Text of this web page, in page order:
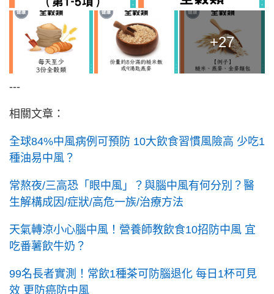
+27
---
相關文章：
全球84%中風病例可預防 10大飲食習慣風險高 少吃1
種油易中風？
常熬夜/三高恐「眼中風」？與腦中風有何分別？醫
生解構成因/症狀/高危一族/治療方法
天氣轉涼小心腦中風！營養師教飲食10招防中風 宜
吃番薯飲牛奶？
99名長者實測！常飲1種茶可防腦退化 每日1杯可見
效 更防癌防中風